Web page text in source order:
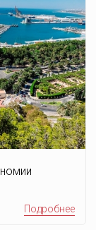
Подробнее